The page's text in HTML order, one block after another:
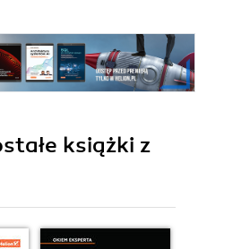
książki z